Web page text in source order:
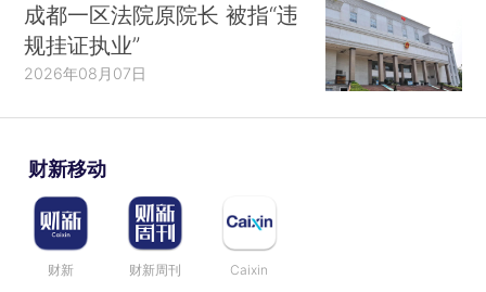
成都一区法院原院长 被指“违
规挂证执业”
2026年08月07日
财新移动
财新 财新周刊 Caixin